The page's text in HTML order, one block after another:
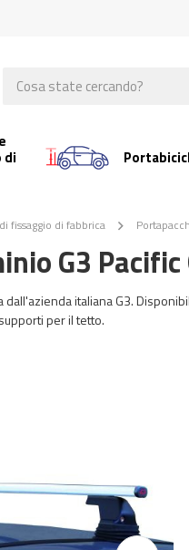
di
fissaggio di fabbrica
G3
italiana G3.
per il tetto.